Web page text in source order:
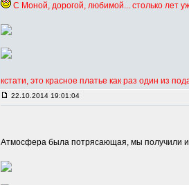
С Моной, дорогой, любимой... столько лет
кстати, это красное платье как раз один из
22.10.2014 19:01:04
Атмосфера была потрясающая, мы получили